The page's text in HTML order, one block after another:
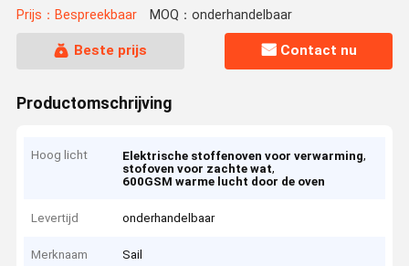
zachte watering
Prijs：Bespreekbaar MOQ：onderhandelbaar
Beste prijs Contact nu
Productomschrijving
Hoog licht Elektrische stoffenoven voor verwarming,
stofoven voor zachte wat,
600GSM warme lucht door de oven
Levertijd onderhandelbaar
Merknaam Sail